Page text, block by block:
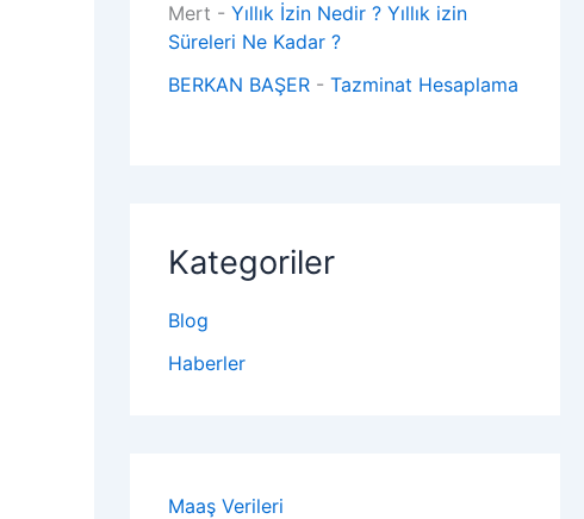
Mert - Yıllık İzin Nedir ? Yıllık izin
Süreleri Ne Kadar ?
BERKAN BAŞER- Tazminat Hesaplama
Kategoriler
Blog
Haberler
Maaş Verileri